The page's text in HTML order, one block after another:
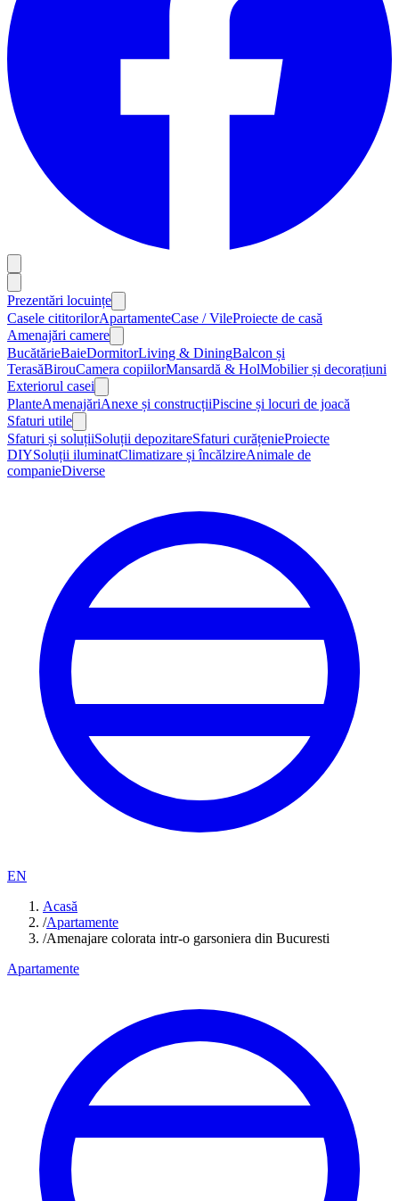
Prezentări locuințe
Casele cititorilorApartamenteCase / VileProiecte de casă
Amenajări camere
BucătărieBaieDormitorLiving & DiningBalcon și
TerasăBirouCamera copiilorMansardă & HolMobilier și decorațiuni
Exteriorul casei
PlanteAmenajăriAnexe și construcțiiPiscine și locuri de joacă
Sfaturi utile
Sfaturi și soluțiiSoluții depozitareSfaturi curățenieProiecte
DIYSoluții iluminatClimatizare și încălzireAnimale de
companieDiverse
EN
Acasă
/Apartamente
/Amenajare colorata intr-o garsoniera din Bucuresti
Apartamente